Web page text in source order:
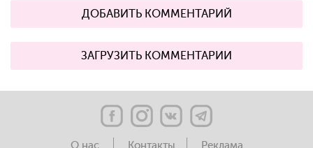
ДОБАВИТЬ КОММЕНТАРИЙ
ЗАГРУЗИТЬ КОММЕНТАРИИ
О нас Контакты Реклама